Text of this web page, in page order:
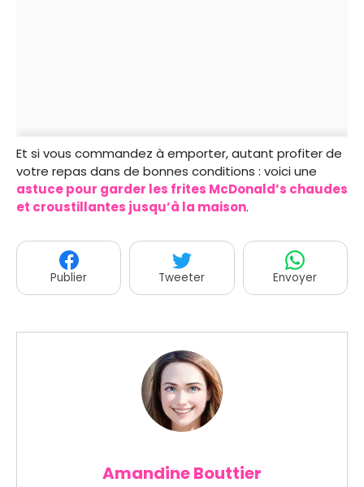
Et si vous commandez à emporter, autant profiter de
votre repas dans de bonnes conditions : voici une
astuce pour garder les frites McDonald’s chaudes
et croustillantes jusqu’à la maison.
Publier Tweeter Envoyer
Amandine Bouttier